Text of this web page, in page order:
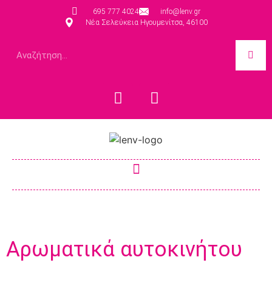
695 777 4024
info@lenv.gr
Νέα Σελεύκεια Ηγουμενίτσα, 46100
Αρωματικά αυτοκινήτου